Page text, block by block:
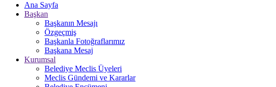
Ana Sayfa
Başkan
Başkanın Mesajı
Özgeçmiş
Başkanla Fotoğraflarımız
Başkana Mesaj
Kurumsal
Belediye Meclis Üyeleri
Meclis Gündemi ve Kararlar